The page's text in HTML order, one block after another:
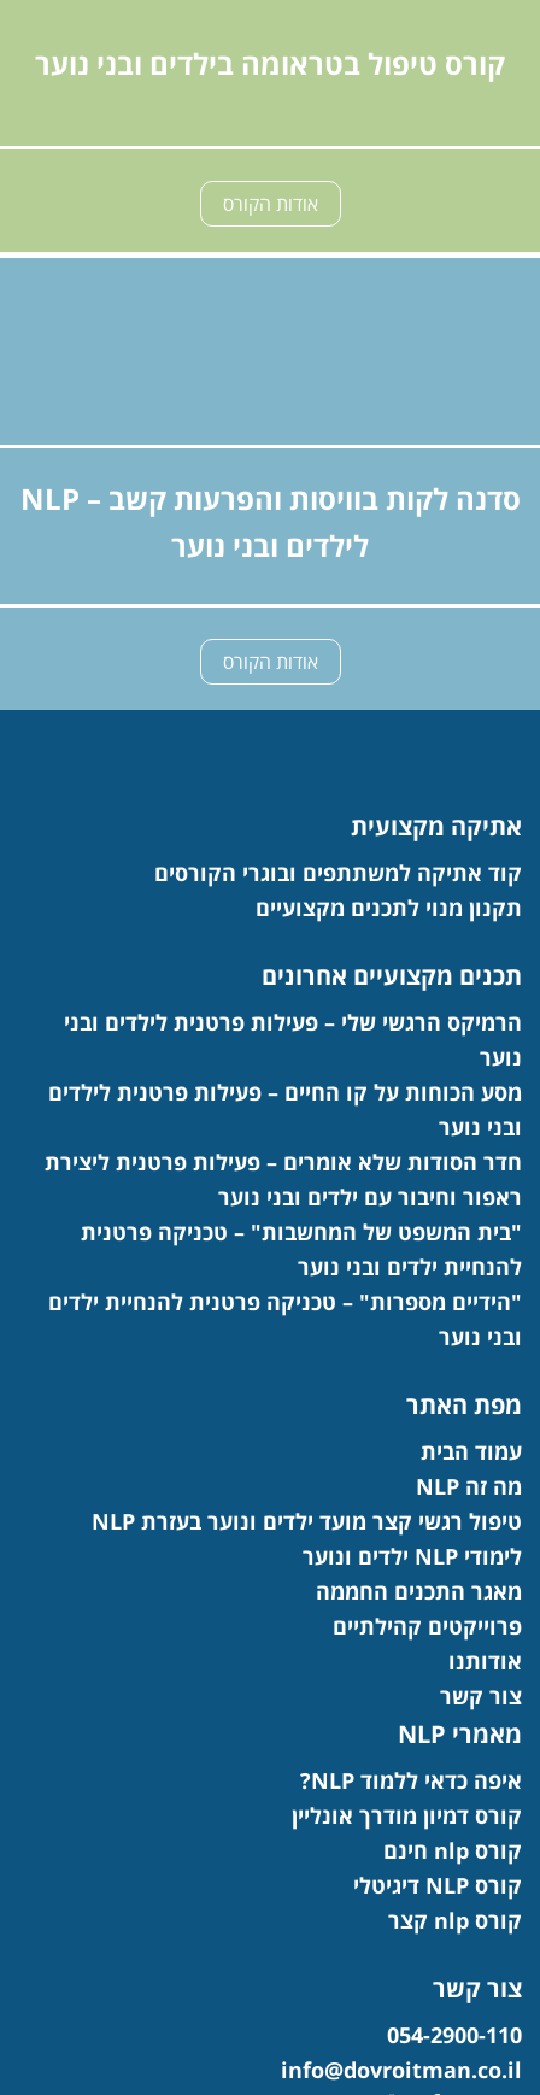
קורס טיפול בטראומה בילדים ובני נוער
אודות הקורס
סדנה לקות בוויסות והפרעות קשב – NLP
לילדים ובני נוער
אודות הקורס
אתיקה מקצועית
קוד אתיקה למשתתפים ובוגרי הקורסים
תקנון מנוי לתכנים מקצועיים
תכנים מקצועיים אחרונים
הרמיקס הרגשי שלי – פעילות פרטנית לילדים ובני
נוער
מסע הכוחות על קו החיים – פעילות פרטנית לילדים
ובני נוער
חדר הסודות שלא אומרים – פעילות פרטנית ליצירת
ראפור וחיבור עם ילדים ובני נוער
"בית המשפט של המחשבות" – טכניקה פרטנית
להנחיית ילדים ובני נוער
"הידיים מספרות" – טכניקה פרטנית להנחיית ילדים
ובני נוער
מפת האתר
עמוד הבית
מה זה NLP
טיפול רגשי קצר מועד ילדים ונוער בעזרת NLP
לימודי NLP ילדים ונוער
מאגר התכנים החממה
פרוייקטים קהילתיים
אודותנו
צור קשר
מאמרי NLP
איפה כדאי ללמוד NLP?
קורס דמיון מודרך אונליין
קורס nlp חינם
קורס NLP דיגיטלי
קורס nlp קצר
צור קשר
054-2900-110
info@dovroitman.co.il